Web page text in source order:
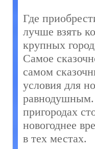
Где
лучше взять
крупных
Самое
самом
условия для
равнодушным.
пригородах
новогоднее
в тех местах.